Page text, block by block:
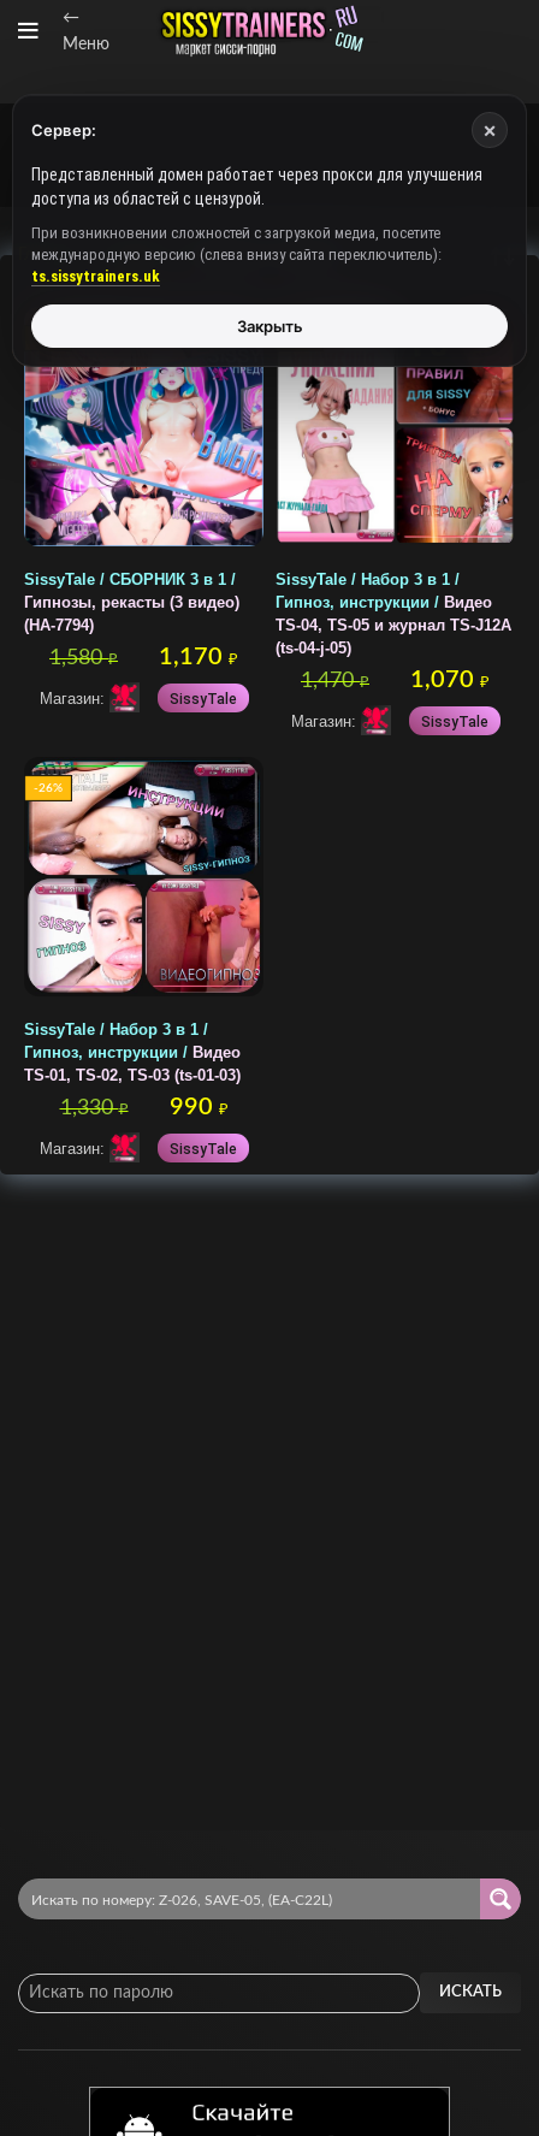
←
Меню
Главная SissyTale Наборы со скидкой
-26%
SissyTale / СБОРНИК 3 в 1 /
Гипнозы, рекасты (3 видео)
(HA-7794)
1,580₽ 1,170 ₽
Магазин: SissyTale
SissyTale / Набор 3 в 1 /
Гипноз, инструкции / Видео
TS-04, TS-05 и журнал TS-J12A
(ts-04-j-05)
1,470₽ 1,070 ₽
Магазин: SissyTale
-26%
SissyTale / Набор 3 в 1 /
Гипноз, инструкции / Видео
TS-01, TS-02, TS-03 (ts-01-03)
1,330₽ 990 ₽
Магазин: SissyTale
ИСКАТЬ
Сервер: ×
Представленный домен работает через прокси для улучшения
доступа из областей с цензурой.
При возникновении сложностей с загрузкой медиа, посетите
международную версию (слева внизу сайта переключитель):
ts.sissytrainers.uk
Закрыть